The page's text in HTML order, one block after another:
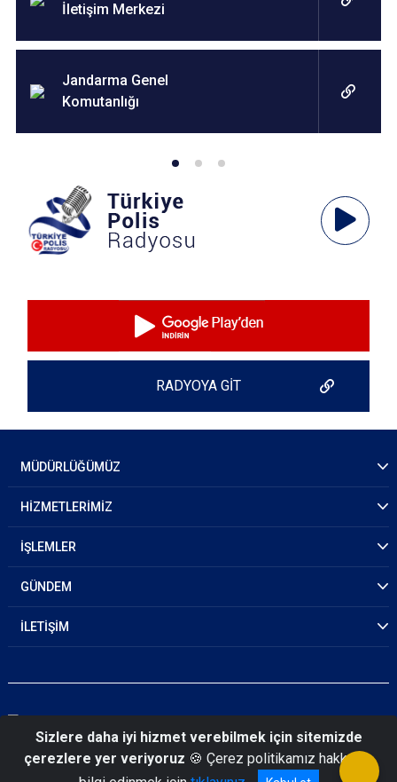
İletişim Merkezi
Jandarma Genel
Komutanlığı
Ses
Oynatıcı
RADYOYA GİT
MÜDÜRLÜĞÜMÜZ
HİZMETLERİMİZ
İŞLEMLER
GÜNDEM
İLETİŞİM
© 2026 Gaziantep Emniyet Müdürlüğü
Sizlere daha iyi hizmet verebilmek için sitemizde
çerezlere yer veriyoruz 🍪 Çerez politikamız hakkında